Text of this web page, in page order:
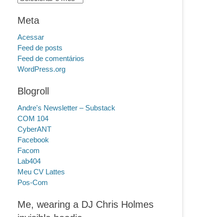
Meta
Acessar
Feed de posts
Feed de comentários
WordPress.org
Blogroll
Andre's Newsletter – Substack
COM 104
CyberANT
Facebook
Facom
Lab404
Meu CV Lattes
Pos-Com
Me, wearing a DJ Chris Holmes